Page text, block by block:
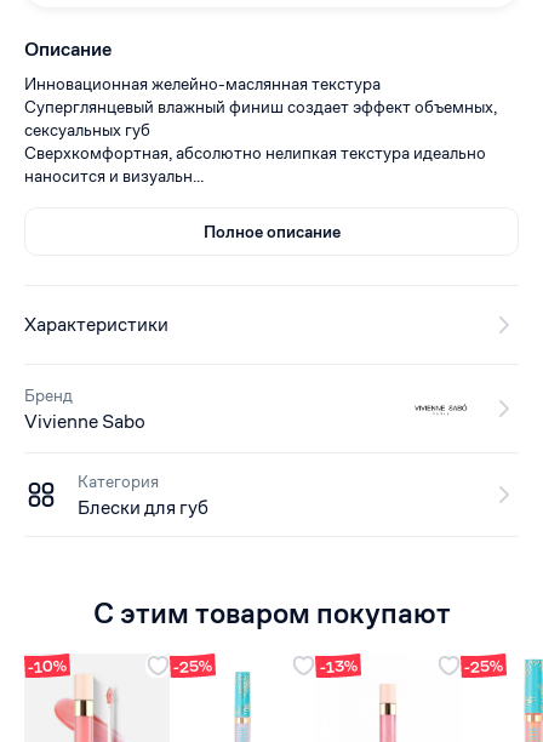
Описание
Инновационная желейно-маслянная текстура
Суперглянцевый влажный финиш создает эффект объемных,
сексуальных губ
Сверхкомфортная, абсолютно нелипкая текстура идеально
наносится и визуальн...
Полное описание
Характеристики
Бренд
Vivienne Sabo
Категория
Блески для губ
С этим товаром покупают
-10% -25% -13% -25%